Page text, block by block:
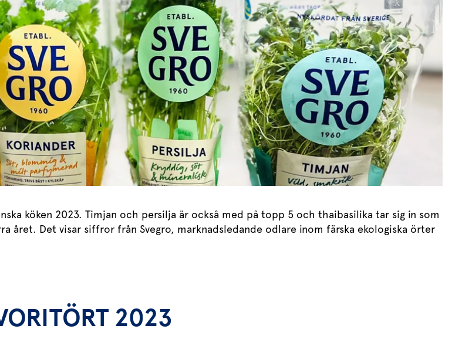
Sydamerikanskt
Meze
Efterrätt
Kakor &
Mikroörter
Röd Oxalis
sallat
sortiment
färska örter
& gröna blad
mikroörter & skott
& storkök
vinägretten
gör salladen
köken 2023. Timjan och persilja är också med på topp 5 och thaibasilika tar sig in som
året. Det visar siffror från Svegro, marknadsledande odlare inom färska ekologiska örter
2023